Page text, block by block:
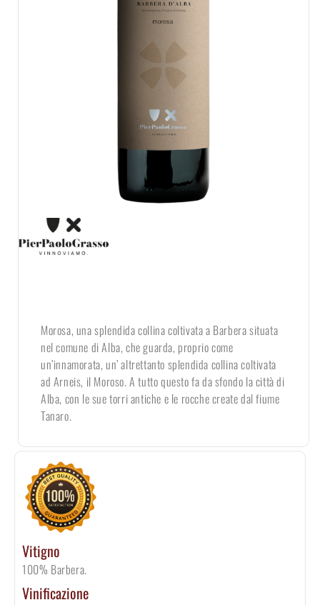
Morosa, una splendida collina coltivata a Barbera situata
nel comune di Alba, che guarda, proprio come
un’innamorata, un’ altrettanto splendida collina coltivata
ad Arneis, il Moroso. A tutto questo fa da sfondo la città di
Alba, con le sue torri antiche e le rocche create dal fiume
Tanaro.
Vitigno
100% Barbera.
Vinificazione